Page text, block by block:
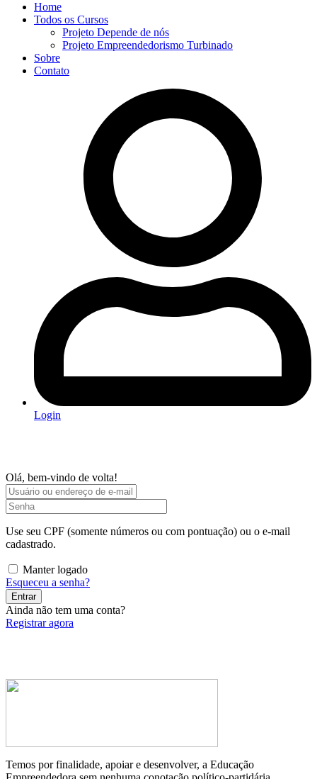
Home
Todos os Cursos
Projeto Depende de nós
Projeto Empreendedorismo Turbinado
Sobre
Contato
Login
Olá, bem-vindo de volta!
Use seu CPF (somente números ou com pontuação) ou o e-mail
cadastrado.
Manter logado
Esqueceu a senha?
Entrar
Ainda não tem uma conta?
Registrar agora
Temos por finalidade, apoiar e desenvolver, a Educação